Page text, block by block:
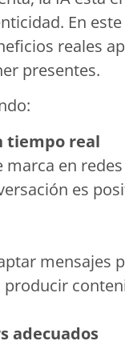
En
reales
presentes.
tiempo real
en redes
es
mensajes
producir
adecuados